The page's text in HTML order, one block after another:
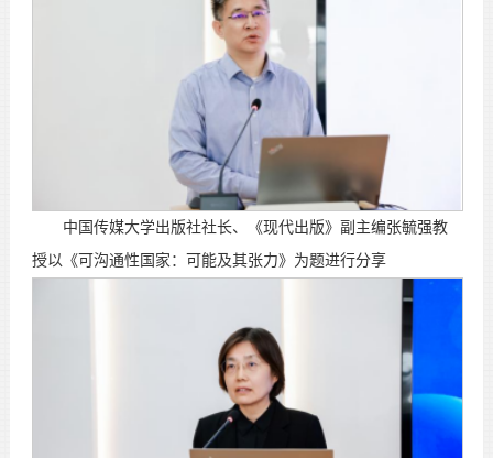
中国传媒大学出版社社长、《现代出版》副主编张毓强教
授以《可沟通性国家：可能及其张力》为题进行分享